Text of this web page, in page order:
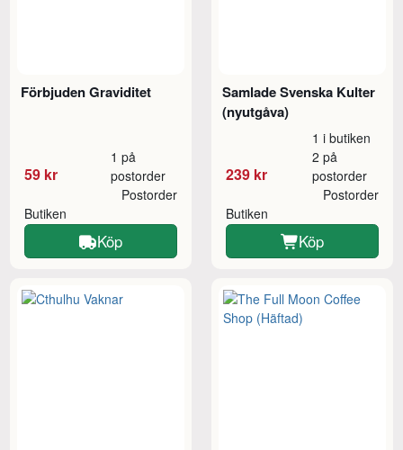
Förbjuden Graviditet
59 kr
1 på
postorder
Butiken
Postorder
Köp
Samlade Svenska Kulter
(nyutgåva)
239 kr
1 i butiken
2 på
postorder
Butiken
Postorder
Köp